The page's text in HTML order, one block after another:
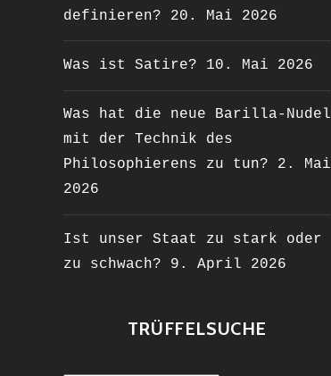
definieren?
20. Mai 2026
Was ist Satire? 10. Mai 2026
Was hat die neue Barilla-Nudel
mit der Technik des
Philosophierens zu tun?
2. Mai
2026
Ist unser Staat zu stark oder
zu schwach?
9. April 2026
TRÜFFELSUCHE